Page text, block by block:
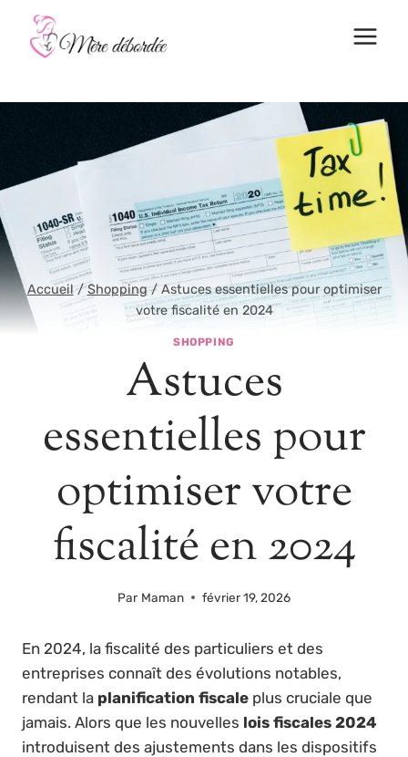
contenu
Accueil / Shopping / Astuces essentielles pour optimiser
votre fiscalité en 2024
SHOPPING
Astuces
essentielles pour
optimiser votre
fiscalité en 2024
Par Maman février 19, 2026
En 2024, la fiscalité des particuliers et des
entreprises connaît des évolutions notables,
rendant la planification fiscale plus cruciale que
jamais. Alors que les nouvelles lois fiscales 2024
introduisent des ajustements dans les dispositifs